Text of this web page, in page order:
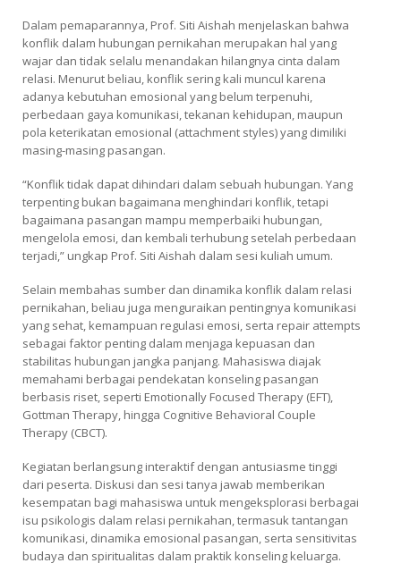
Dalam pemaparannya, Prof. Siti Aishah menjelaskan bahwa
konflik dalam hubungan pernikahan merupakan hal yang
wajar dan tidak selalu menandakan hilangnya cinta dalam
relasi. Menurut beliau, konflik sering kali muncul karena
adanya kebutuhan emosional yang belum terpenuhi,
perbedaan gaya komunikasi, tekanan kehidupan, maupun
pola keterikatan emosional (attachment styles) yang dimiliki
masing-masing pasangan.
“Konflik tidak dapat dihindari dalam sebuah hubungan. Yang
terpenting bukan bagaimana menghindari konflik, tetapi
bagaimana pasangan mampu memperbaiki hubungan,
mengelola emosi, dan kembali terhubung setelah perbedaan
terjadi,” ungkap Prof. Siti Aishah dalam sesi kuliah umum.
Selain membahas sumber dan dinamika konflik dalam relasi
pernikahan, beliau juga menguraikan pentingnya komunikasi
yang sehat, kemampuan regulasi emosi, serta repair attempts
sebagai faktor penting dalam menjaga kepuasan dan
stabilitas hubungan jangka panjang. Mahasiswa diajak
memahami berbagai pendekatan konseling pasangan
berbasis riset, seperti Emotionally Focused Therapy (EFT),
Gottman Therapy, hingga Cognitive Behavioral Couple
Therapy (CBCT).
Kegiatan berlangsung interaktif dengan antusiasme tinggi
dari peserta. Diskusi dan sesi tanya jawab memberikan
kesempatan bagi mahasiswa untuk mengeksplorasi berbagai
isu psikologis dalam relasi pernikahan, termasuk tantangan
komunikasi, dinamika emosional pasangan, serta sensitivitas
budaya dan spiritualitas dalam praktik konseling keluarga.